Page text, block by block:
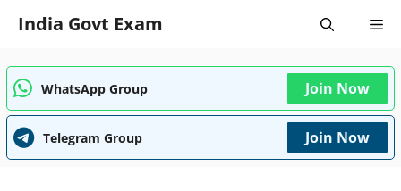
India Govt Exam
WhatsApp Group Join Now
Telegram Group Join Now